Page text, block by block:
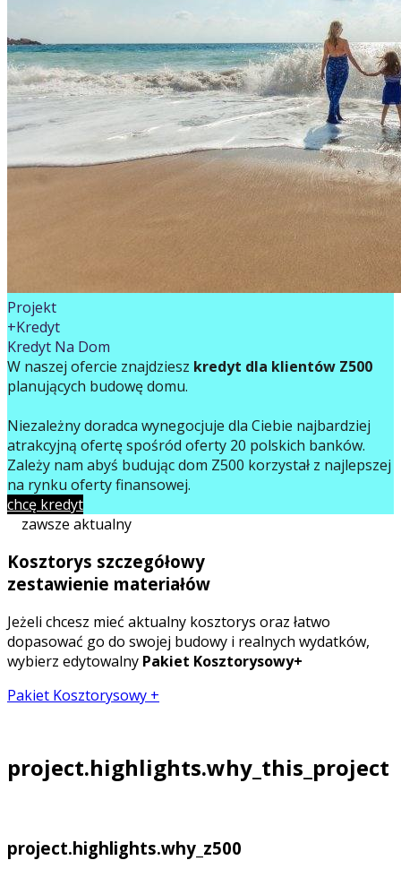
Projekt
+Kredyt
Kredyt Na Dom
W naszej ofercie znajdziesz kredyt dla klientów Z500
planujących budowę domu.
Niezależny doradca wynegocjuje dla Ciebie najbardziej
atrakcyjną ofertę spośród oferty 20 polskich banków.
Zależy nam abyś budując dom Z500 korzystał z najlepszej
na rynku oferty finansowej.
chcę kredyt
zawsze aktualny
Kosztorys szczegółowy
zestawienie materiałów
Jeżeli chcesz mieć aktualny kosztorys oraz łatwo
dopasować go do swojej budowy i realnych wydatków,
wybierz edytowalny Pakiet Kosztorysowy+
Pakiet Kosztorysowy +
project.highlights.why_this_project
project.highlights.why_z500